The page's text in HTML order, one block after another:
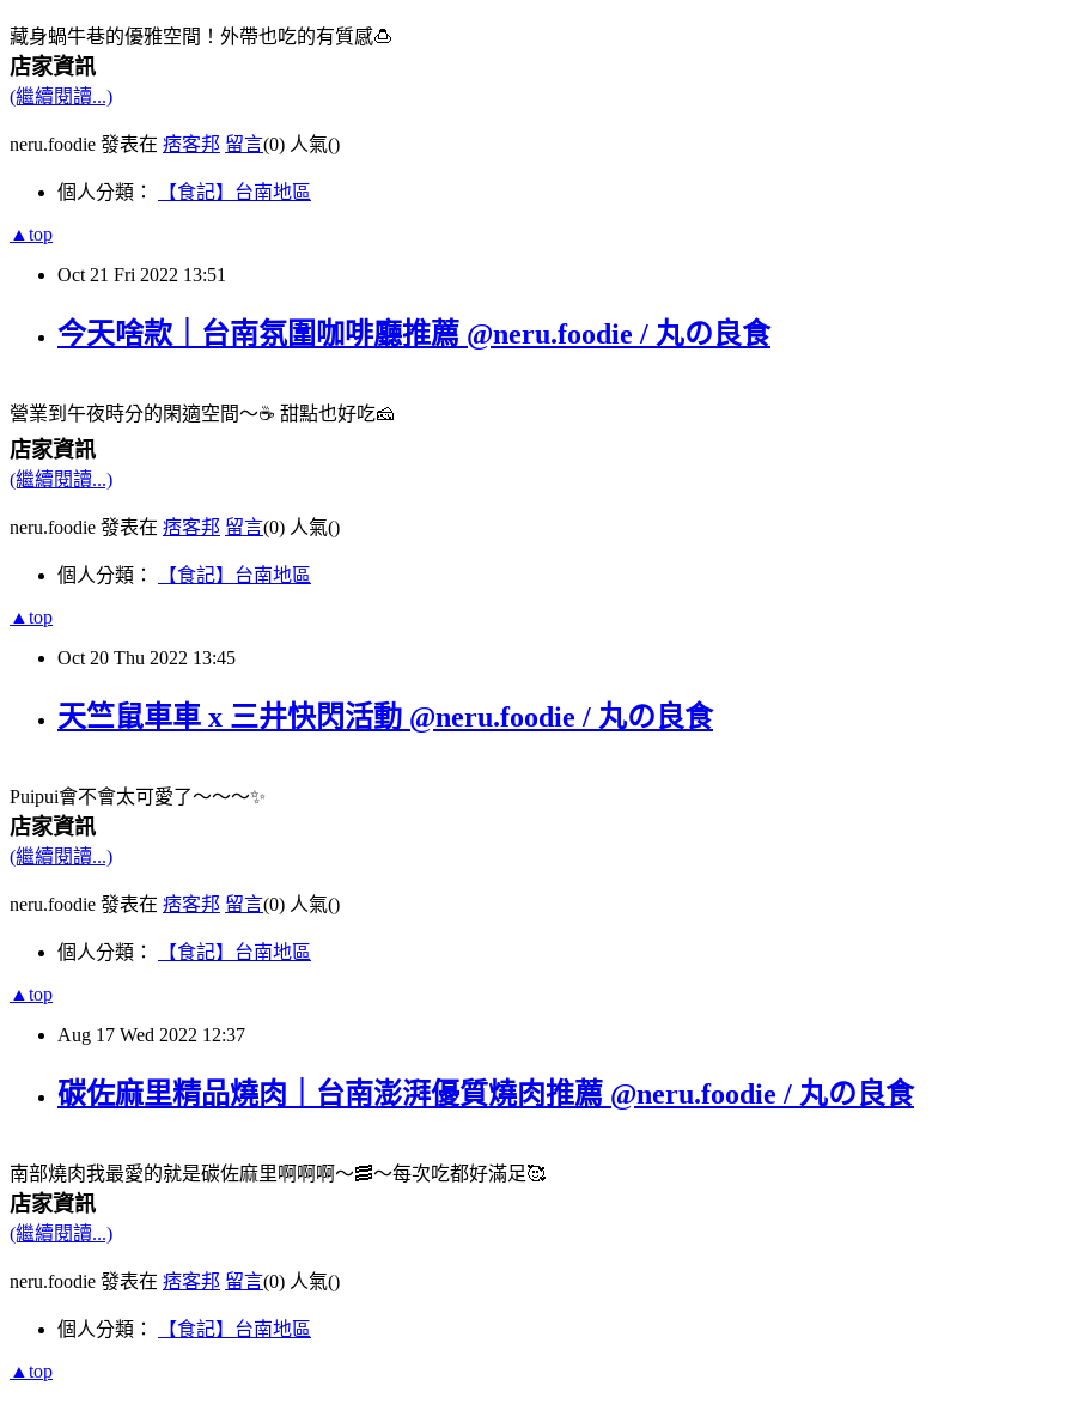
藏身蝸牛巷的優雅空間！外帶也吃的有質感🍮
店家資訊
(繼續閱讀...)
neru.foodie 發表在 痞客邦 留言(0) 人氣()
個人分類： 【食記】台南地區
▲top
Oct 21 Fri 2022 13:51
今天啥款｜台南氛圍咖啡廳推薦 @neru.foodie / 丸の良食
營業到午夜時分的閑適空間～☕️ 甜點也好吃🧀️
店家資訊
(繼續閱讀...)
neru.foodie 發表在 痞客邦 留言(0) 人氣()
個人分類： 【食記】台南地區
▲top
Oct 20 Thu 2022 13:45
天竺鼠車車 x 三井快閃活動 @neru.foodie / 丸の良食
Puipui會不會太可愛了～～～✨
店家資訊
(繼續閱讀...)
neru.foodie 發表在 痞客邦 留言(0) 人氣()
個人分類： 【食記】台南地區
▲top
Aug 17 Wed 2022 12:37
碳佐麻里精品燒肉｜台南澎湃優質燒肉推薦 @neru.foodie / 丸の良食
南部燒肉我最愛的就是碳佐麻里啊啊啊～🥓～每次吃都好滿足🥰
店家資訊
(繼續閱讀...)
neru.foodie 發表在 痞客邦 留言(0) 人氣()
個人分類： 【食記】台南地區
▲top